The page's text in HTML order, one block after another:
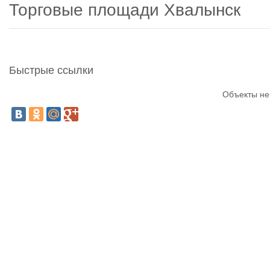
Торговые площади Хвалынск
Быстрые ссылки
Объекты